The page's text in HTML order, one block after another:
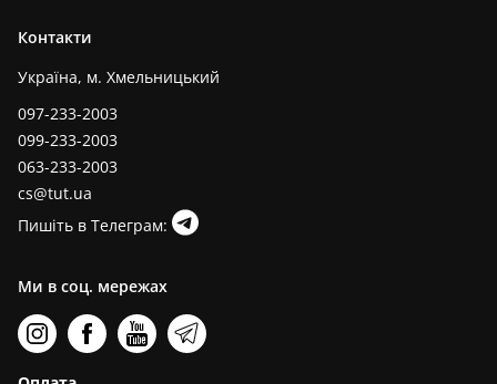
Контакти
Україна, м. Хмельницький
097-233-2003
099-233-2003
063-233-2003
cs@tut.ua
Пишіть в Телеграм:
Ми в соц. мережах